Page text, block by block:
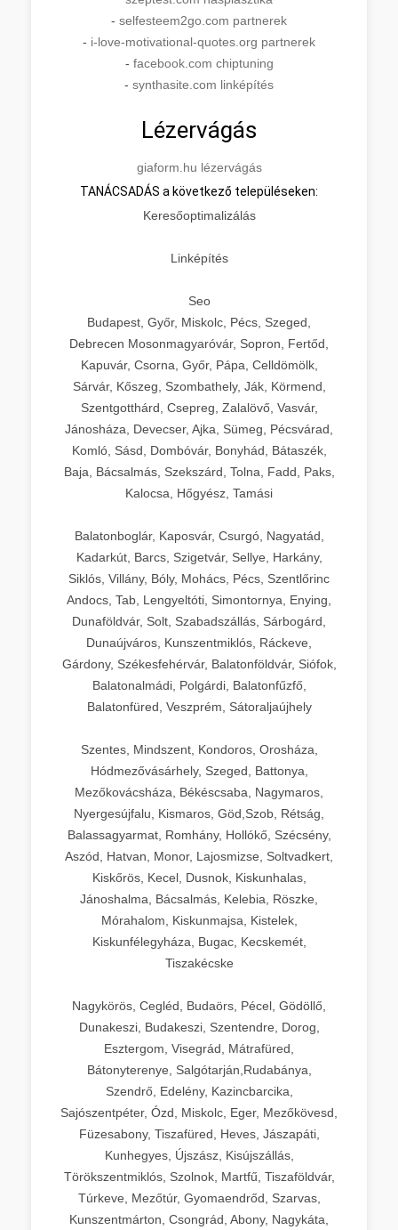
- selfesteem2go.com partnerek
- i-love-motivational-quotes.org partnerek
- facebook.com chiptuning
- synthasite.com linképítés
Lézervágás
giaform.hu lézervágás
TANÁCSADÁS a következő településeken:
Keresőoptimalizálás
Linképítés
Seo
Budapest, Győr, Miskolc, Pécs, Szeged,
Debrecen Mosonmagyaróvár, Sopron, Fertőd,
Kapuvár, Csorna, Győr, Pápa, Celldömölk,
Sárvár, Kőszeg, Szombathely, Ják, Körmend,
Szentgotthárd, Csepreg, Zalalövő, Vasvár,
Jánosháza, Devecser, Ajka, Sümeg, Pécsvárad,
Komló, Sásd, Dombóvár, Bonyhád, Bátaszék,
Baja, Bácsalmás, Szekszárd, Tolna, Fadd, Paks,
Kalocsa, Hőgyész, Tamási
Balatonboglár, Kaposvár, Csurgó, Nagyatád,
Kadarkút, Barcs, Szigetvár, Sellye, Harkány,
Siklós, Villány, Bóly, Mohács, Pécs, Szentlőrinc
Andocs, Tab, Lengyeltóti, Simontornya, Enying,
Dunaföldvár, Solt, Szabadszállás, Sárbogárd,
Dunaújváros, Kunszentmiklós, Ráckeve,
Gárdony, Székesfehérvár, Balatonföldvár, Siófok,
Balatonalmádi, Polgárdi, Balatonfűzfő,
Balatonfüred, Veszprém, Sátoraljaújhely
Szentes, Mindszent, Kondoros, Orosháza,
Hódmezővásárhely, Szeged, Battonya,
Mezőkovácsháza, Békéscsaba, Nagymaros,
Nyergesújfalu, Kismaros, Göd,Szob, Rétság,
Balassagyarmat, Romhány, Hollókő, Szécsény,
Aszód, Hatvan, Monor, Lajosmizse, Soltvadkert,
Kiskőrös, Kecel, Dusnok, Kiskunhalas,
Jánoshalma, Bácsalmás, Kelebia, Röszke,
Mórahalom, Kiskunmajsa, Kistelek,
Kiskunfélegyháza, Bugac, Kecskemét,
Tiszakécske
Nagykörös, Cegléd, Budaörs, Pécel, Gödöllő,
Dunakeszi, Budakeszi, Szentendre, Dorog,
Esztergom, Visegrád, Mátrafüred,
Bátonyterenye, Salgótarján,Rudabánya,
Szendrő, Edelény, Kazincbarcika,
Sajószentpéter, Ózd, Miskolc, Eger, Mezőkövesd,
Füzesabony, Tiszafüred, Heves, Jászapáti,
Kunhegyes, Újszász, Kisújszállás,
Törökszentmiklós, Szolnok, Martfű, Tiszaföldvár,
Túrkeve, Mezőtúr, Gyomaendrőd, Szarvas,
Kunszentmárton, Csongrád, Abony, Nagykáta,